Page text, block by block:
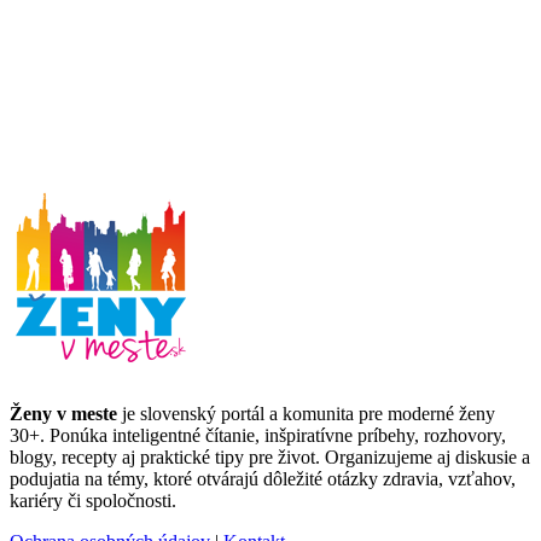
Ženy v meste je slovenský portál a komunita pre moderné ženy
30+. Ponúka inteligentné čítanie, inšpiratívne príbehy, rozhovory,
blogy, recepty aj praktické tipy pre život. Organizujeme aj diskusie a
podujatia na témy, ktoré otvárajú dôležité otázky zdravia, vzťahov,
kariéry či spoločnosti.